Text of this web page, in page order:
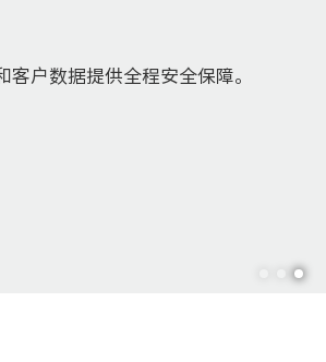
户数据提供全程安全保障。